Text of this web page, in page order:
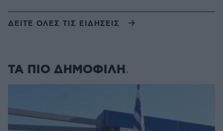
ΔΕΙΤΕ ΟΛΕΣ ΤΙΣ ΕΙΔΗΣΕΙΣ
ΤΑ ΠΙΟ ΔΗΜΟΦΙΛΗ